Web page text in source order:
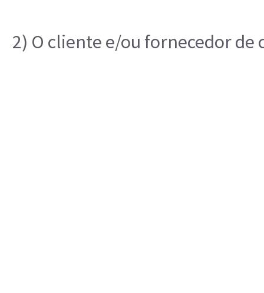
2) O cliente e/ou fornecedor